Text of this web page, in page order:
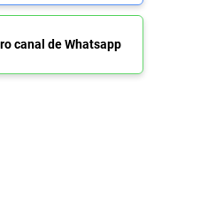
canal de Whatsapp